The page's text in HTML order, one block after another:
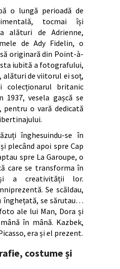
o lungă perioadă de
tocmai își
alături de Adrienne,
de Ady Fidelin, o
originară din Point-à-
iubită a fotografului,
alături de viitorul ei soț,
britanic
1937, vesela gașcă se
pentru o vară dedicată
înghesuindu-se în
plecând apoi spre Cap
spre La Garoupe, o
care se transforma în
a creativității lor.
Se scăldau,
înghețată, se sărutau…
ale lui Man, Dora și
în mână. Kazbek,
era și el prezent.
costume și